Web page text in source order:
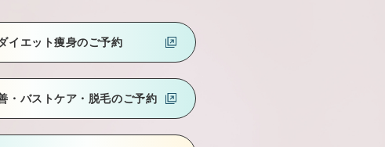
イエット痩身のご予約
・バストケア ・脱毛のご予約